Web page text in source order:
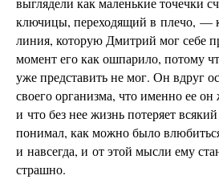
ключицы, переходящий в плечо, —
линия, которую Дмитрий мог себе
момент его как ошпарило, потому
уже представить не мог. Он вдруг
своего организма, что именно ее
и что без нее жизнь потеряет
понимал, как можно было
и навсегда, и от этой мысли ему
страшно.